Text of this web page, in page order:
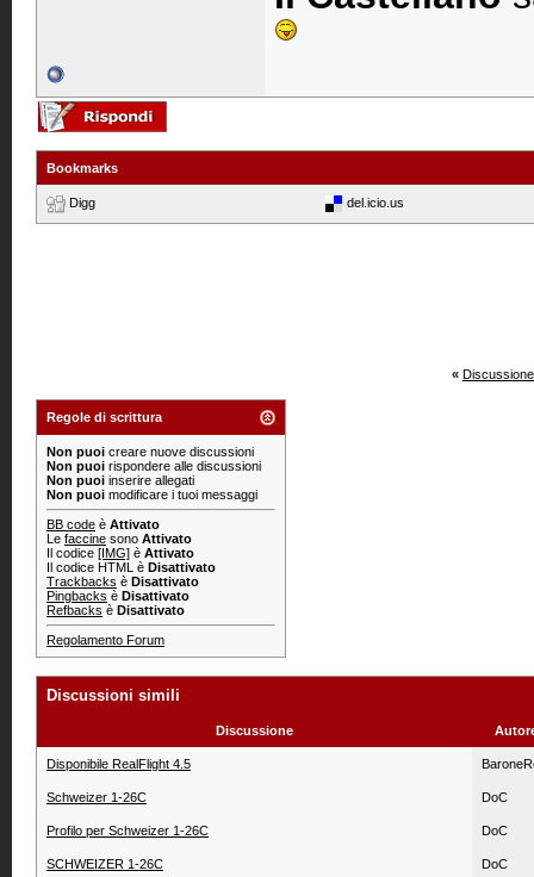
Bookmarks
Digg del.icio.us
«
Regole di scrittura
Non puoi creare nuove discussioni
Non puoi rispondere alle discussioni
Non puoi inserire allegati
Non puoi modificare i tuoi messaggi
BB code è Attivato
Le faccine sono Attivato
Il codice [IMG] è Attivato
Il codice HTML è Disattivato
Trackbacks è Disattivato
Pingbacks è Disattivato
Refbacks è Disattivato
Regolamento Forum
Discussioni simili
Discussione
Disponibile RealFlight 4.5
Schweizer 1-26C DoC
Profilo per Schweizer 1-26C DoC
SCHWEIZER 1-26C DoC